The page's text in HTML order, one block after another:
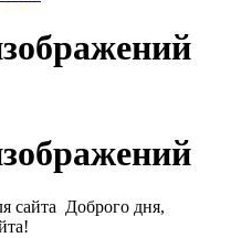
Доброго дня,